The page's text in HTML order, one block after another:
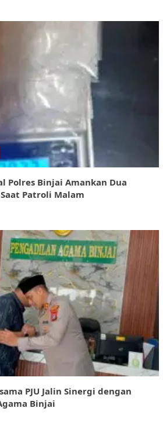
Polres Binjai Amankan Dua
Patroli Malam
PJU Jalin Sinergi dengan
Binjai